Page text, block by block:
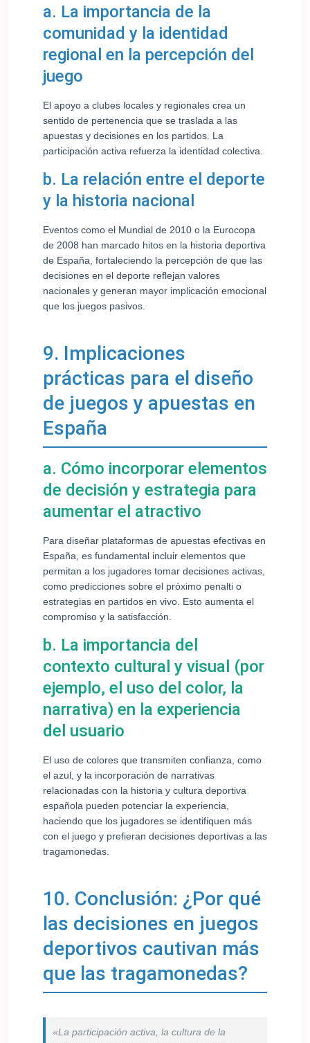
a. La importancia de la
comunidad y la identidad
regional en la percepción del
juego
El apoyo a clubes locales y regionales crea un
sentido de pertenencia que se traslada a las
apuestas y decisiones en los partidos. La
participación activa refuerza la identidad colectiva.
b. La relación entre el deporte
y la historia nacional
Eventos como el Mundial de 2010 o la Eurocopa
de 2008 han marcado hitos en la historia deportiva
de España, fortaleciendo la percepción de que las
decisiones en el deporte reflejan valores
nacionales y generan mayor implicación emocional
que los juegos pasivos.
9. Implicaciones
prácticas para el diseño
de juegos y apuestas en
España
a. Cómo incorporar elementos
de decisión y estrategia para
aumentar el atractivo
Para diseñar plataformas de apuestas efectivas en
España, es fundamental incluir elementos que
permitan a los jugadores tomar decisiones activas,
como predicciones sobre el próximo penalti o
estrategias en partidos en vivo. Esto aumenta el
compromiso y la satisfacción.
b. La importancia del
contexto cultural y visual (por
ejemplo, el uso del color, la
narrativa) en la experiencia
del usuario
El uso de colores que transmiten confianza, como
el azul, y la incorporación de narrativas
relacionadas con la historia y cultura deportiva
española pueden potenciar la experiencia,
haciendo que los jugadores se identifiquen más
con el juego y prefieran decisiones deportivas a las
tragamonedas.
10. Conclusión: ¿Por qué
las decisiones en juegos
deportivos cautivan más
que las tragamonedas?
«La participación activa, la cultura de la